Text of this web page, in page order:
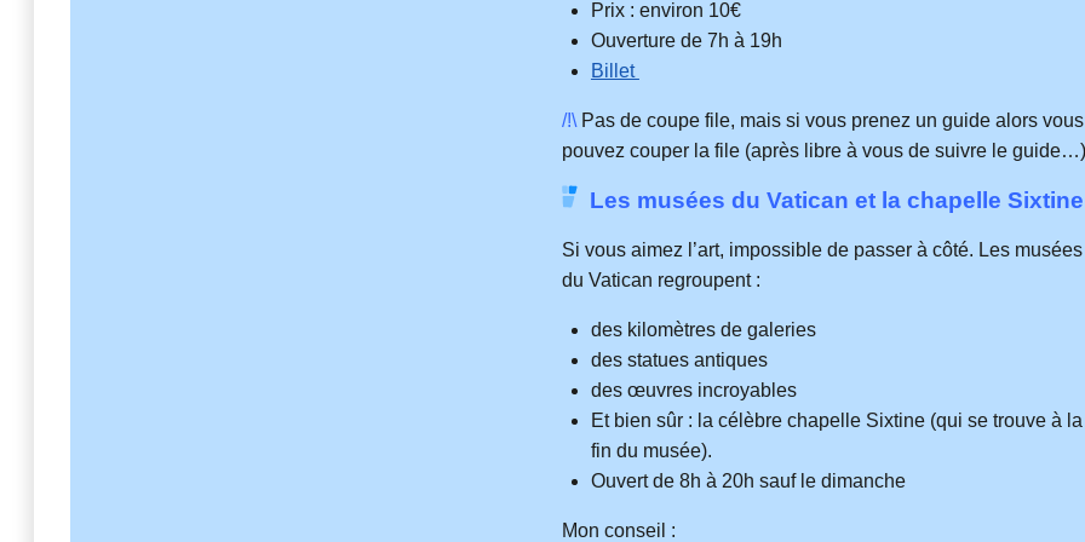
Prix : environ 10€
Ouverture de 7h à 19h
Billet
/!\Pas de coupe file, mais si vous prenez un guide alors vous
pouvez couper la file (après libre à vous de suivre le
Les musées du Vatican et la chapelle Sixtine
Si vous aimez l’art, impossible de passer à côté. Les musées
du Vatican regroupent :
des kilomètres de galeries
des statues antiques
des œuvres incroyables
Et bien sûr : la célèbre chapelle Sixtine (qui se trouve à la
fin du musée).
Ouvert de 8h à 20h sauf le dimanche
Mon conseil :